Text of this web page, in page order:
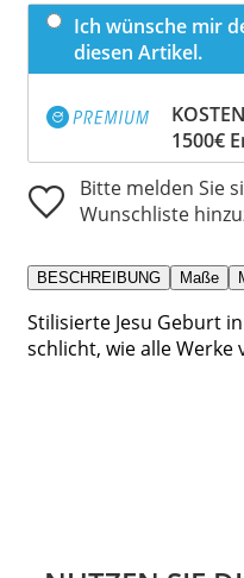
Ich wünsche mir
diesen Artikel.
1500€
Bitte melden Sie
Wunschliste
BESCHREIBUNG Maße
Stilisierte Jesu Geburt
schlicht, wie alle Werke